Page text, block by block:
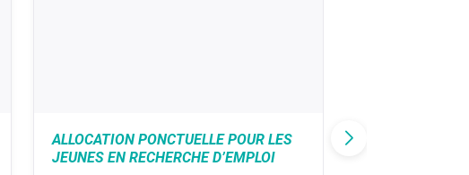
ALLOCATION PONCTUELLE POUR LES
JEUNES EN RECHERCHE D’EMPLOI